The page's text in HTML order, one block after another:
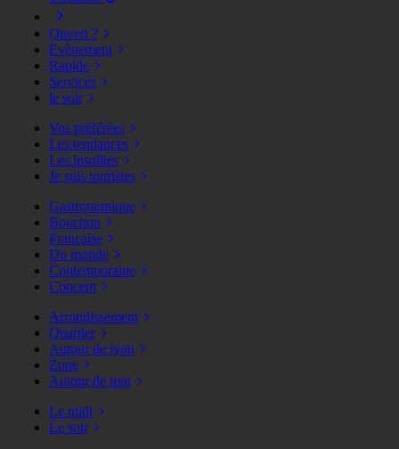
Ouvert ?
Evènement
Rapide
Services
le soir
Vos préférées
Les tendances
Les insolites
Je suis touristes
Gastronomique
Bouchon
Française
Du monde
Contemporaine
Concept
Arrondissement
Quartier
Autour de lyon
Zone
Autour de moi
Le midi
Le soir